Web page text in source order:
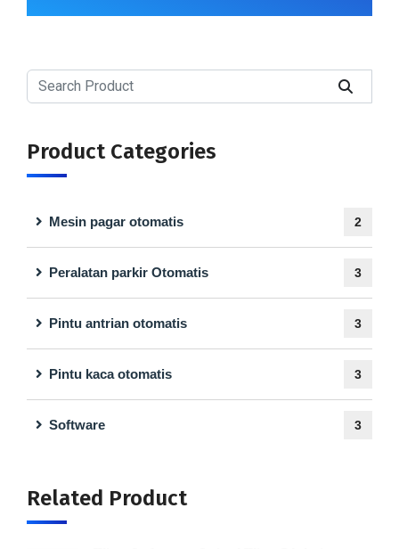
Product Categories
Mesin pagar otomatis 2
Peralatan parkir Otomatis 3
Pintu antrian otomatis 3
Pintu kaca otomatis 3
Software 3
Related Product